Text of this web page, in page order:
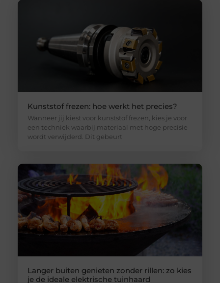
Kunststof frezen: hoe werkt het precies?
Wanneer jij kiest voor kunststof frezen, kies je voor
een techniek waarbij materiaal met hoge precisie
wordt verwijderd. Dit gebeurt
Langer buiten genieten zonder rillen: zo kies
je de ideale elektrische tuinhaard